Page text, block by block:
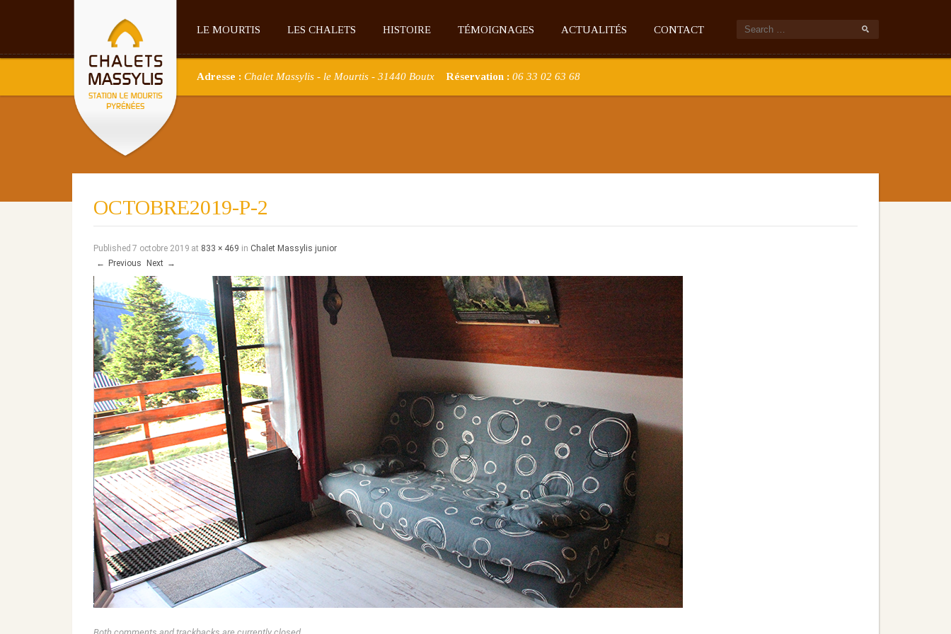
LE MOURTIS LES CHALETS HISTOIRE TÉMOIGNAGES ACTUALITÉS CONTACT
Adresse : Chalet Massylis - le Mourtis - 31440 Boutx Réservation : 06 33 02 63 68
OCTOBRE2019-P-2
Published 7 octobre 2019 at 833 × 469 in Chalet Massylis junior
←
Previous Next →